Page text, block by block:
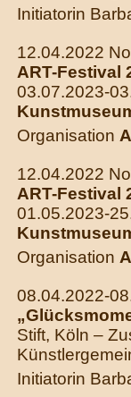
Initiatorin
12.04.2022
ART-Festival
03.07.2023-
Organisation
12.04.2022
ART-Festival
01.05.2023-
Organisation
08.04.2022-
Stift, Köln –
Initiatorin